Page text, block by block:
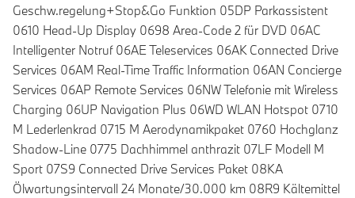
Geschw.regelung+Stop&Go Funktion 05DP Parkassistent
0610 Head-Up Display 0698 Area-Code 2 für DVD 06AC
Intelligenter Notruf 06AE Teleservices 06AK Connected Drive
Services 06AM Real-Time Traffic Information 06AN Concierge
Services 06AP Remote Services 06NW Telefonie mit Wireless
Charging 06UP Navigation Plus 06WD WLAN Hotspot 0710
M Lederlenkrad 0715 M Aerodynamikpaket 0760 Hochglanz
Shadow-Line 0775 Dachhimmel anthrazit 07LF Modell M
Sport 07S9 Connected Drive Services Paket 08KA
Ölwartungsintervall 24 Monate/30.000 km 08R9 Kältemittel